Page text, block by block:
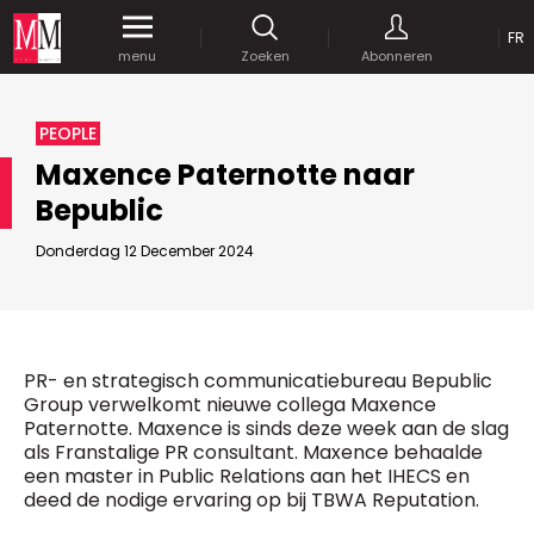
menu Zoeken Abonneren
FR
PEOPLE
Maxence Paternotte naar
Bepublic
Donderdag 12 December 2024
PR- en strategisch communicatiebureau Bepublic
Group verwelkomt nieuwe collega Maxence
Paternotte. Maxence is sinds deze week aan de slag
als Franstalige PR consultant. Maxence behaalde
een master in Public Relations aan het IHECS en
deed de nodige ervaring op bij TBWA Reputation.
JE WACHTWOORD VERSTUREN
OP
MARCOM WORLD SRL
Mix Brussels - Vorstlaan 25 bus 5
1160 Brussels - Belgïe
E-mail :info@mm.be
Managing Director
Jean-Vianney Philippe
0471 92 01 98
jeanvianney@mm.be
selim@mm.be
Gebruikaanhalingstekens("") rond de
zoektermen, zodat er op de exacte combinatie
gezocht wordt.
Gebruik hetplusteken (+)tussen de zoektermen
als u op zoek wilt gaan naar artikels die één of
Krijg gedurende een maand gratistoegang
Bedrijfsabonnement